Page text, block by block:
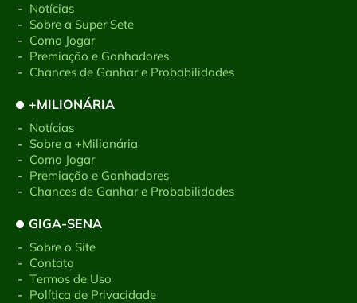
- Notícias
- Sobre a Super Sete
- Como Jogar
- Premiação e Ganhadores
- Chances de Ganhar e Probabilidades
+MILIONÁRIA
- Notícias
- Sobre a +Milionária
- Como Jogar
- Premiação e Ganhadores
- Chances de Ganhar e Probabilidades
GIGA-SENA
- Sobre o Site
- Contato
- Termos de Uso
- Política de Privacidade